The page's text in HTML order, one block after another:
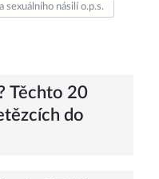
sexuálního násilí o.p.s.
Těchto 20
do